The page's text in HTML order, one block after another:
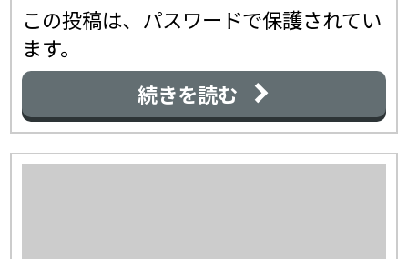
この投稿は、パスワードで保護されてい
ます。
続きを読む